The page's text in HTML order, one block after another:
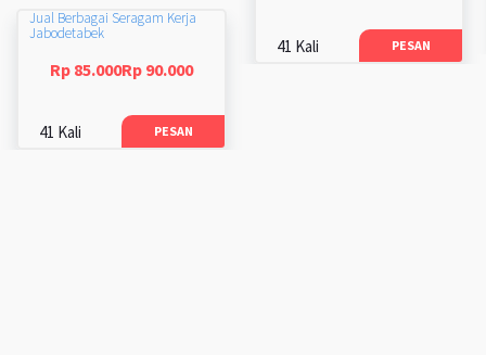
41 Kali PESAN
Jual Berbagai Seragam Kerja
Jabodetabek
Rp 85.000Rp 90.000
41 Kali PESAN